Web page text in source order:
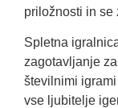
priložnosti in se
Spletna
zagotavljanje
številnimi
vse ljubitelje